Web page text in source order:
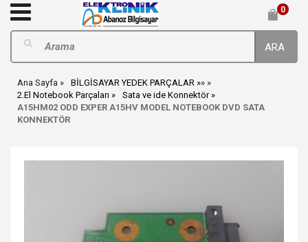
0
ARA
Ana Sayfa BİLGİSAYAR YEDEK PARÇALAR
»
2.El Notebook Parçaları
»
Sata ve ide Konnektör
A15HM02 ODD EXPER A15HV MODEL NOTEBOOK DVD SATA
KONNEKTÖR